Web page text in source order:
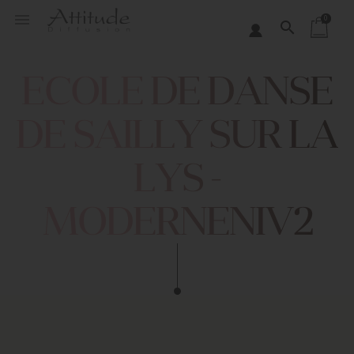
search
ECOLE DE DANSE
DE SAILLY SUR LA
MODERNENIV2